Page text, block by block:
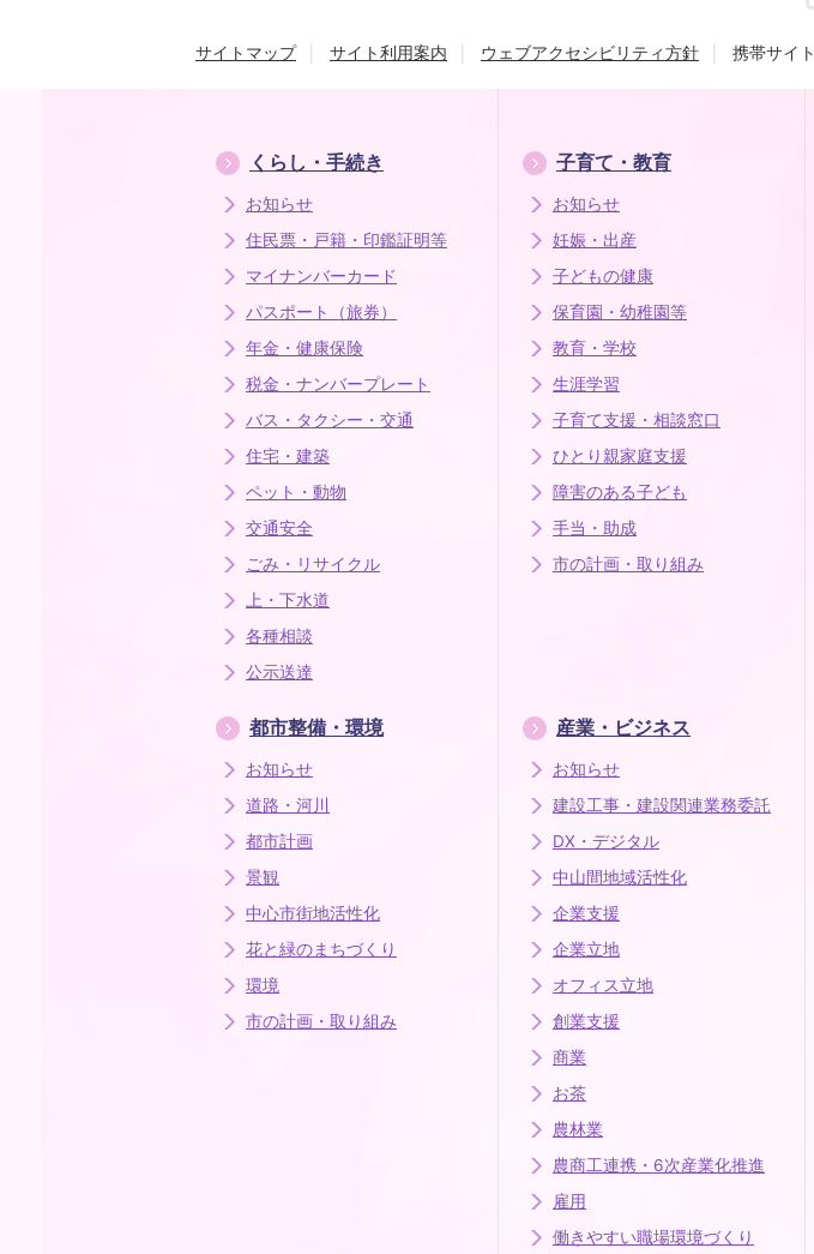
サイトマップ サイト利用案内 ウェブアクセシビリティ方針 携帯サイト
くらし・手続き
お知らせ
住民票・戸籍・印鑑証明等
マイナンバーカード
パスポート（旅券）
年金・健康保険
税金・ナンバープレート
バス・タクシー・交通
住宅・建築
ペット・動物
交通安全
ごみ・リサイクル
上・下水道
各種相談
公示送達
子育て・教育
お知らせ
妊娠・出産
子どもの健康
保育園・幼稚園等
教育・学校
生涯学習
子育て支援・相談窓口
ひとり親家庭支援
障害のある子ども
手当・助成
市の計画・取り組み
都市整備・環境
お知らせ
道路・河川
都市計画
景観
中心市街地活性化
花と緑のまちづくり
環境
市の計画・取り組み
産業・ビジネス
お知らせ
建設工事・建設関連業務委託
DX・デジタル
中山間地域活性化
企業支援
企業立地
オフィス立地
創業支援
商業
お茶
農林業
農商工連携・6次産業化推進
雇用
働きやすい職場環境づくり